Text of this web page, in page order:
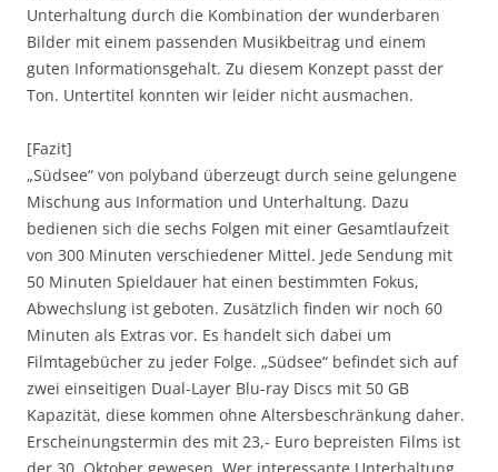
Unterhaltung durch die Kombination der wunderbaren
Bilder mit einem passenden Musikbeitrag und einem
guten Informationsgehalt. Zu diesem Konzept passt der
Ton. Untertitel konnten wir leider nicht ausmachen.
[Fazit]
„Südsee“ von polyband überzeugt durch seine gelungene
Mischung aus Information und Unterhaltung. Dazu
bedienen sich die sechs Folgen mit einer Gesamtlaufzeit
von 300 Minuten verschiedener Mittel. Jede Sendung mit
50 Minuten Spieldauer hat einen bestimmten Fokus,
Abwechslung ist geboten. Zusätzlich finden wir noch 60
Minuten als Extras vor. Es handelt sich dabei um
Filmtagebücher zu jeder Folge. „Südsee“ befindet sich auf
zwei einseitigen Dual-Layer Blu-ray Discs mit 50 GB
Kapazität, diese kommen ohne Altersbeschränkung daher.
Erscheinungstermin des mit 23,- Euro bepreisten Films ist